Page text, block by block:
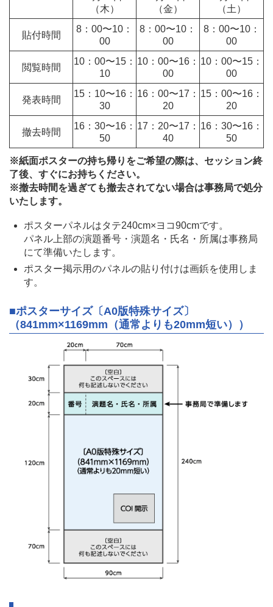
（木）
（金）
（土）
貼付時間
8：00〜10：
00
8：00〜10：
00
8：00〜10：
00
閲覧時間
10：00〜15：
10
10：00〜16：
00
10：00〜15：
00
発表時間
15：10〜16：
30
16：00〜17：
20
15：00〜16：
20
撤去時間
16：30〜16：
50
17：20〜17：
40
16：30〜16：
50
※紙面ポスターの持ち帰りをご希望の際は、セッション終
了後、すぐにお持ちください。
※撤去時間を過ぎても撤去されてない場合は事務局で処分
いたします。
ポスターパネルはタテ240cm×ヨコ90cmです。
パネル上部の演題番号・演題名・氏名・所属は事務局
にて準備いたします。
ポスター掲示用のパネルの貼り付けは画鋲を使用しま
す。
■ポスターサイズ〔A0版特殊サイズ〕
（841mm×1169mm（通常よりも20mm短い））